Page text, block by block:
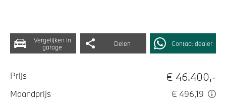
Vergelijken in
garage
Delen Contact dealer
Prijs € 46.400,-
Maandprijs € 496,19